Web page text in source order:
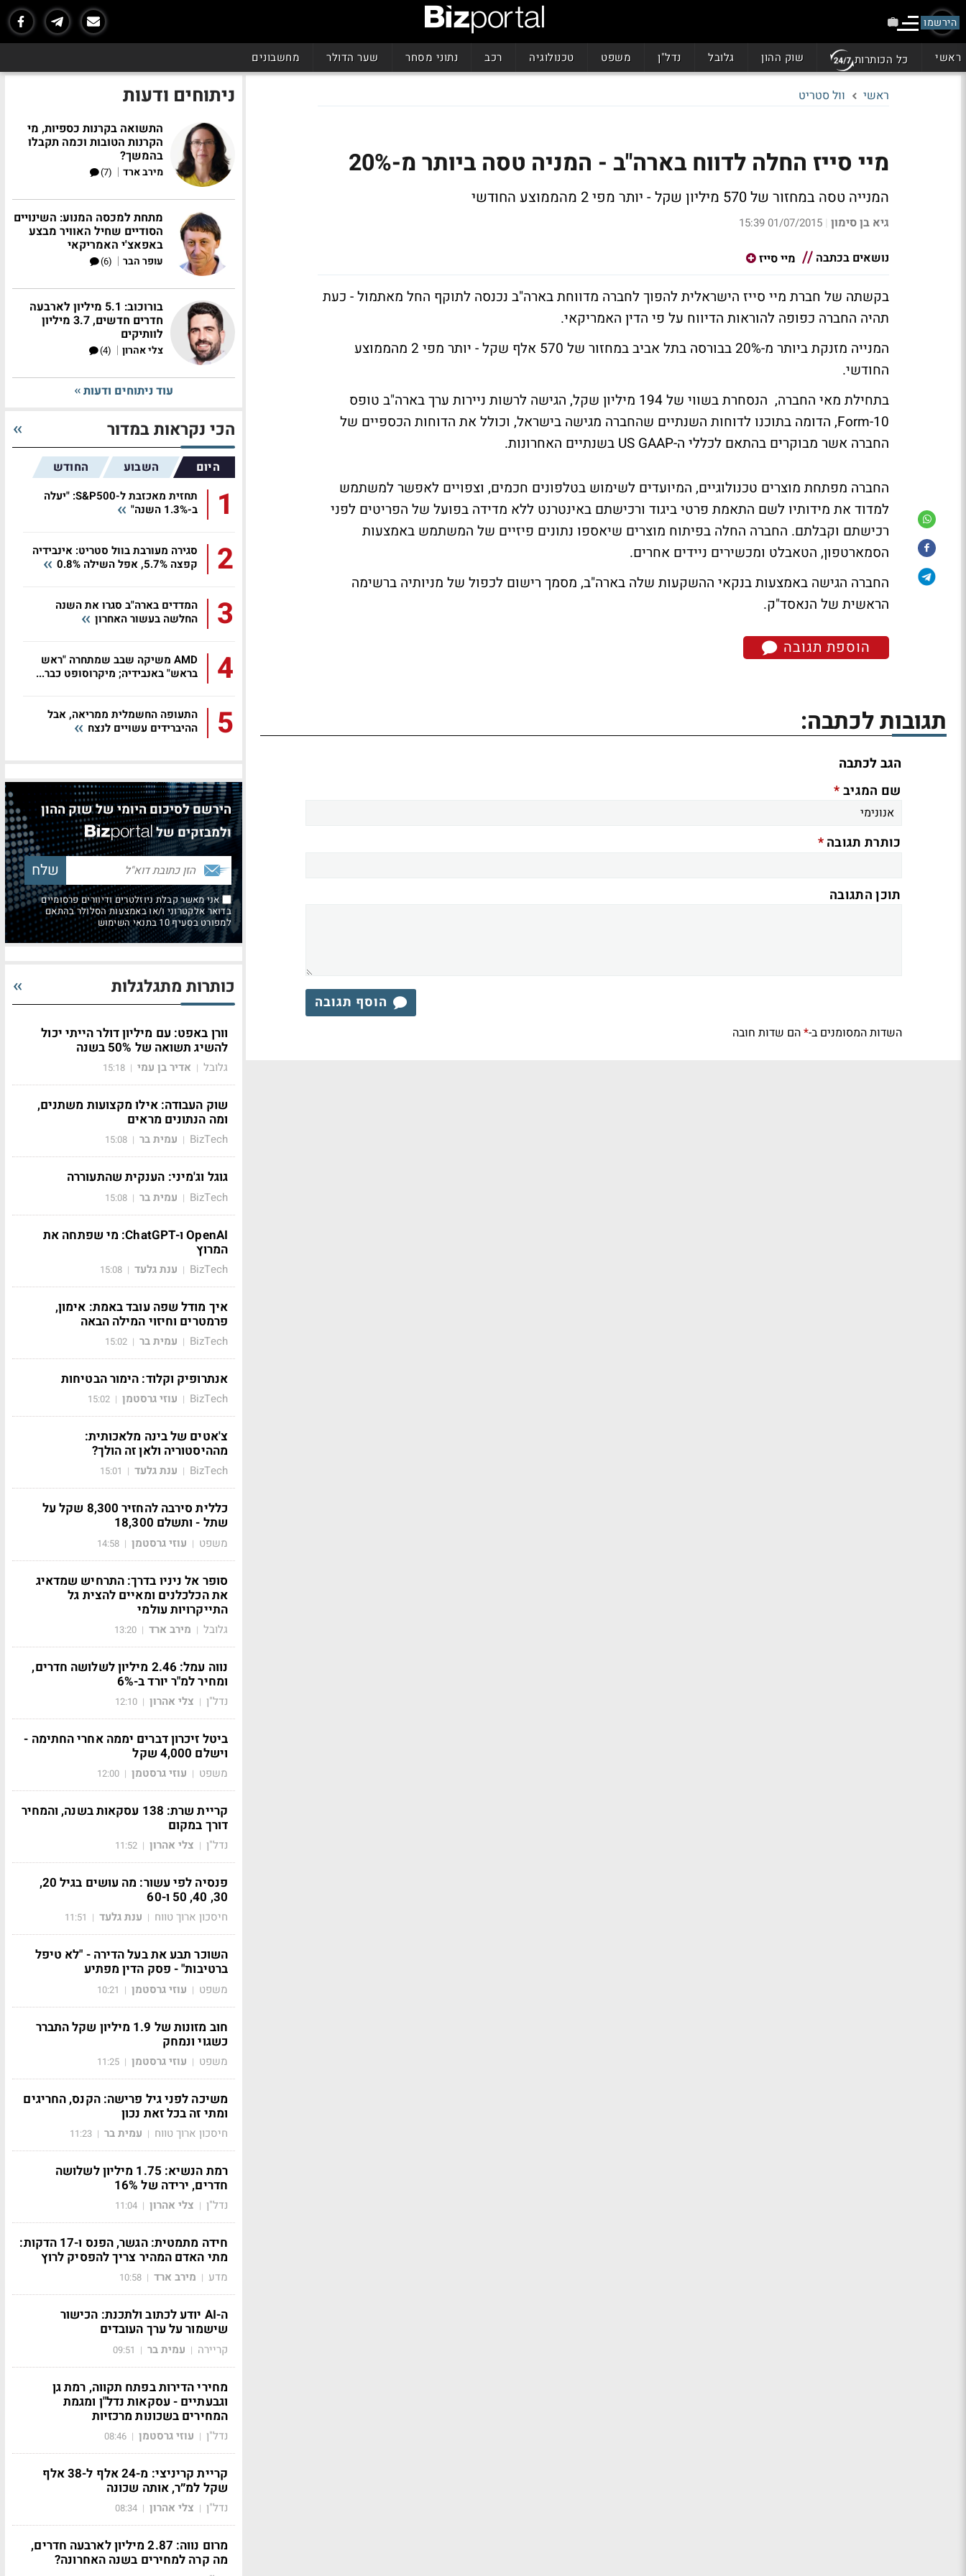
הירשמו
ראשי כל הכותרות שוק ההון גלובל נדל"ן משפט טכנולוגיה רכב נתוני מסחר שער הדולר מחשבונים
ראשי וול סטריט
מיי סייז החלה לדווח בארה"ב - המניה טסה ביותר מ-20%
המנייה טסה במחזור של 570 מיליון שקל - יותר מפי 2 מהממוצע החודשי
גיא בן סימון |
01/07/2015 15:39
נושאים בכתבה מיי סייז
בקשתה של חברת מיי סייז הישראלית להפוך לחברה מדווחת בארה"ב נכנסה לתוקף החל מאתמול - כעת
תהיה החברה כפופה להוראות הדיווח על פי הדין האמריקאי.
המנייה מזנקת ביותר מ-20% בבורסה בתל אביב במחזור של 570 אלף שקל - יותר מפי 2 מהממוצע
החודשי.
בתחילת מאי החברה, הנסחרת בשווי של 194 מיליון שקל, הגישה לרשות ניירות ערך בארה"ב טופס
Form-10, הדומה בתוכנו לדוחות השנתיים שהחברה מגישה בישראל, וכולל את הדוחות הכספיים של
החברה אשר מבוקרים בהתאם לכללי ה-US GAAP בשנתיים האחרונות.
החברה מפתחת מוצרים טכנולוגיים, המיועדים לשימוש בטלפונים חכמים, וצפויים לאפשר למשתמש
למדוד את מידותיו לשם התאמת פרטי ביגוד ורכישתם באינטרנט ללא מדידה בפועל של הפריטים לפני
רכישתם וקבלתם. החברה החלה בפיתוח מוצרים שיאספו נתונים פיזיים של המשתמש באמצעות
הסמארטפון, הטאבלט ומכשירים ניידים אחרים.
החברה הגישה באמצעות בנקאי ההשקעות שלה בארה"ב, מסמך רישום לכפול של מניותיה ברשימה
הראשית של הנאסד"ק.
הוספת תגובה
תגובות לכתבה:
הגב לכתבה
שם המגיב*
כותרת תגובה*
תוכן התגובה
הוסף תגובה
השדות המסומנים ב-*הם שדות חובה
ניתוחים ודעות
התשואה בקרנות כספיות, מי
הקרנות הטובות וכמה תקבלו
בהמשך?
מירב ארד |
(7)
מתחת למכסה המנוע: השינויים
הסודיים שחיל האוויר מבצע
באפאצ'י האמריקאי
עופר הבר |
(6)
בורוכוב: 5.1 מיליון לארבעה
חדרים חדשים, 3.7 מיליון
לוותיקים
צלי אהרון |
(4)
עוד ניתוחים ודעות
הכי נקראות במדור
היום השבוע החודש
1
תחזית מאכזבת ל-S&P500: "יעלה
ב-1.3% השנה"
2
סגירה מעורבת בוול סטריט: אינבידיה
קפצה 5.7%, אפל השילה 0.8%
3
המדדים בארה"ב סגרו את השנה
החלשה בעשור האחרון
4
AMD משיקה שבב שמתחרה "ראש
בראש" באנבידיה; מיקרוסופט כבר...
5
התעופה החשמלית ממריאה, אבל
ההיברידים עשויים לנצח
הירשם לסיכום היומי של שוק ההון
ולמבזקים של
אני מאשר קבלת ניוזלטרים ודיוורים פרסומיים
בדואר אלקטרוני ו/או באמצעות הסלולר בהתאם
למפורט בסעיף 10 בתנאי השימוש
כותרות מתגלגלות
וורן באפט: עם מיליון דולר הייתי יכול
להשיג תשואה של 50% בשנה
גלובל | אדיר בן עמי |
15:18
שוק העבודה: אילו מקצועות משתנים,
ומה הנתונים מראים
BizTech
| עמית בר |
15:08
גוגל וג'מיני: הענקית שהתעוררה
BizTech
| עמית בר |
15:08
OpenAI ו-ChatGPT: מי שפתחה את
המרוץ
BizTech
| ענת גלעד |
15:08
איך מודל שפה עובד באמת: אימון,
פרמטרים וחיזוי המילה הבאה
BizTech
| עמית בר |
15:02
אנתרופיק וקלוד: הימור הבטיחות
BizTech
| עוזי גרסטמן |
15:02
צ'אטים של בינה מלאכותית:
מההיסטוריה ולאן זה הולך?
BizTech
| ענת גלעד |
15:01
כללית סירבה להחזיר 8,300 שקל על
שתל - ותשלם 18,300
משפט | עוזי גרסטמן |
14:58
סופר אל ניניו בדרך: התרחיש שמדאיג
את הכלכלנים ומאיים להצית גל
התייקרויות עולמי
גלובל | מירב ארד |
13:20
נווה עמל: 2.46 מיליון לשלושה חדרים,
ומחיר למ"ר יורד ב-6%
נדל"ן | צלי אהרון |
12:10
ביטל זיכרון דברים יממה אחרי החתימה -
וישלם 4,000 שקל
משפט | עוזי גרסטמן |
12:00
קריית שרת: 138 עסקאות בשנה, והמחיר
דורך במקום
נדל"ן | צלי אהרון |
11:52
פנסיה לפי עשור: מה עושים בגיל 20,
30, 40, 50 ו-60
חיסכון ארוך טווח | ענת גלעד |
11:51
השוכר תבע את בעל הדירה - "לא טיפל
ברטיבות" - פסק הדין מפתיע
משפט | עוזי גרסטמן |
10:21
חוב מזונות של 1.9 מיליון שקל התברר
כשגוי ונמחק
משפט | עוזי גרסטמן |
11:25
משיכה לפני גיל פרישה: הקנס, החריגים
ומתי זה בכל זאת נכון
חיסכון ארוך טווח | עמית בר |
11:23
רמת הנשיא: 1.75 מיליון לשלושה
חדרים, ירידה של 16%
נדל"ן | צלי אהרון |
11:04
חידה מתמטית: הגשר, הפנס ו-17 הדקות:
מתי האדם המהיר צריך להפסיק לרוץ
מדע | מירב ארד |
10:58
ה-AI יודע לכתוב ולתכנת: הכישור
שישמור על ערך העובדים
קריירה | עמית בר |
09:51
מחירי הדירות בפתח תקווה, רמת גן
וגבעתיים - עסקאות נדל"ן ומגמת
המחירים בשכונות מרכזיות
נדל"ן | עוזי גרסטמן |
08:46
קריית קריניצי: מ-24 אלף ל-38 אלף
שקל למ״ר, אותה שכונה
נדל"ן | צלי אהרון |
08:34
מרום נווה: 2.87 מיליון לארבעה חדרים,
מה קרה למחירים בשנה האחרונה?